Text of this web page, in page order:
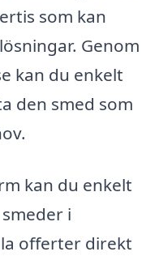
som kan
Genom
kan du enkelt
den smed som
kan du enkelt
i
offerter direkt